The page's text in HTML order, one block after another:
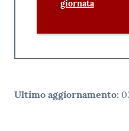
giornata
Ultimo aggiornamento: